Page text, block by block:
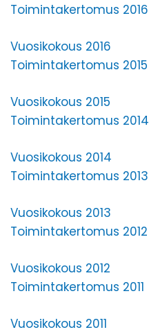
Toimintakertomus 2016
Vuosikokous 2016
Toimintakertomus 2015
Vuosikokous 2015
Toimintakertomus 2014
Vuosikokous 2014
Toimintakertomus 2013
Vuosikokous 2013
Toimintakertomus 2012
Vuosikokous 2012
Toimintakertomus 2011
Vuosikokous 2011